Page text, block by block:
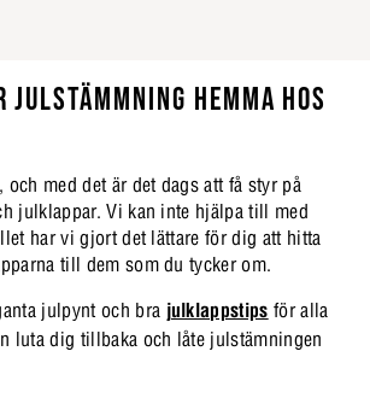
JULSTÄMMNING HEMMA HOS
med det är det dags att få styr på
julklappar. Vi kan inte hjälpa till med
har vi gjort det lättare för dig att hitta
till dem som du tycker om.
julpynt och bra julklappstips för alla
luta dig tillbaka och låte julstämningen